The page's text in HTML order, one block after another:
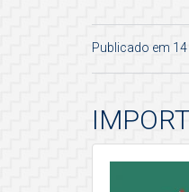
Publicado em